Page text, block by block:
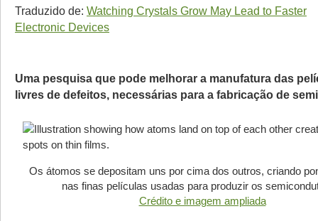
Traduzido de: Watching Crystals Grow May Lead to Faster
Electronic Devices
Uma pesquisa que pode melhorar a manufatura das
livres de defeitos, necessárias para a fabricação de
Os átomos se depositam uns por cima dos outros, criando
nas finas películas usadas para produzir os
Crédito e imagem ampliada